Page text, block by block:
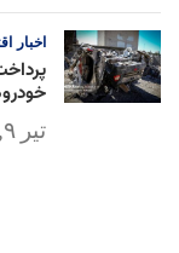
اخبار
تیر ۹, ۱۴۰۵